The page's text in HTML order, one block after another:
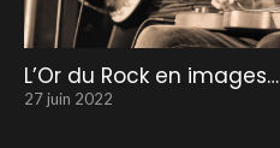
L’Or du Rock en images…
27 juin 2022